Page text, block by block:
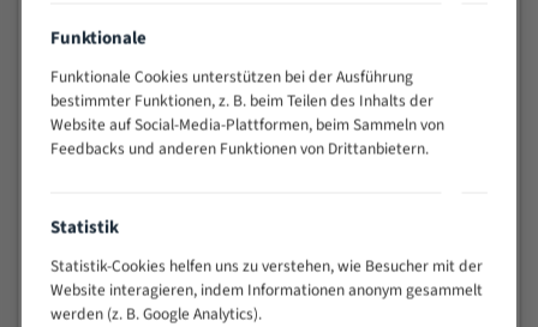
450
600
1,1/1,6
> 500
0,75/1,25
Vorteile:
Anwendungen
Widerstandsfähig gegen Zahnbruch auch bei
schwierigen Werkstücken (Materialmischung,
wechselnde Verbindungslängen)
Funktionale
Funktionale Cookies unterstützen bei der Ausführung
bestimmter Funktionen, z. B. beim Teilen des Inhalts der
Website auf Social-Media-Plattformen, beim Sammeln von
Feedbacks und anderen Funktionen von Drittanbietern.
Statistik
Statistik-Cookies helfen uns zu verstehen, wie Besucher mit der
Website interagieren, indem Informationen anonym gesammelt
werden (z. B. Google Analytics).